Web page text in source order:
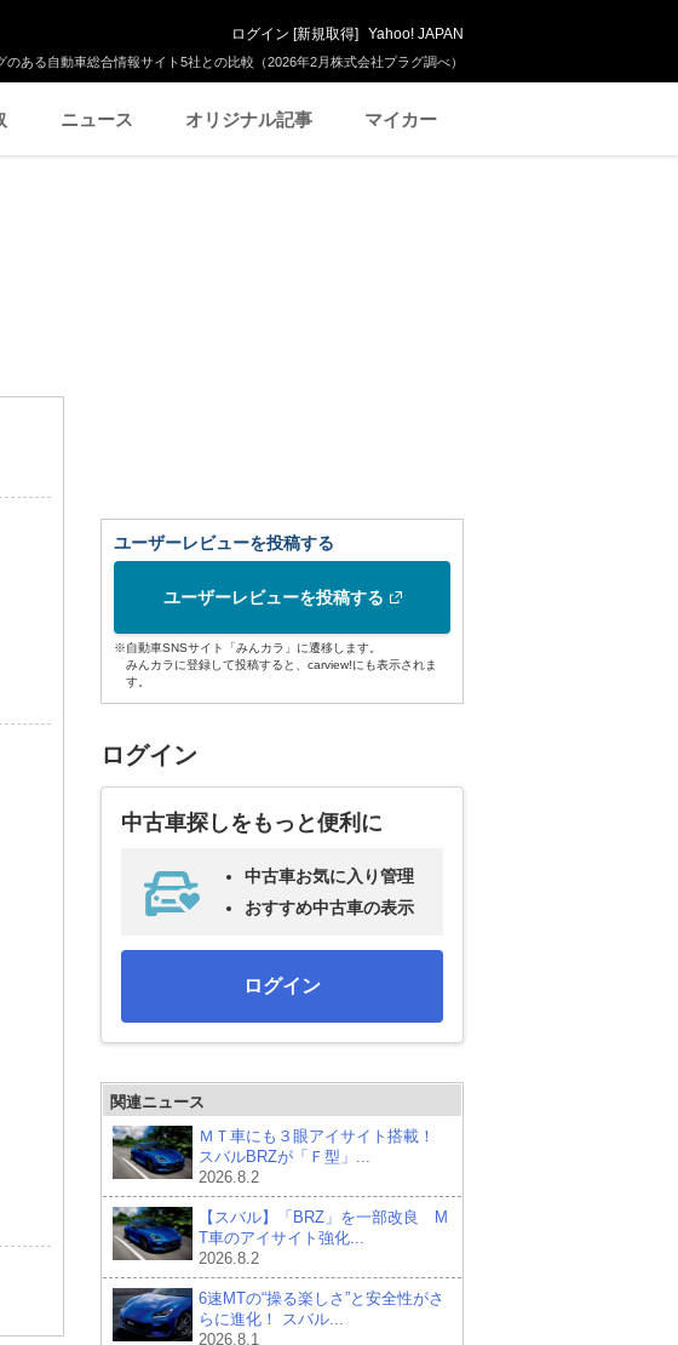
ある自動車総合情報サイト5社との比較（2026年2月株式会社プラグ調べ）
ログイン [新規取得] Yahoo! JAPAN
ニュース オリジナル記事 マイカー
ユーザーレビューを投稿する
ユーザーレビューを投稿する
※自動車SNSサイト「みんカラ」に遷移します。
みんカラに登録して投稿すると、carview!にも表示されま
す。
ログイン
中古車探しをもっと便利に
中古車お気に入り管理
おすすめ中古車の表示
ログイン
関連ニュース
ＭＴ車にも３眼アイサイト搭載！
スバルBRZが「Ｆ型」...
2026.8.2
【スバル】「BRZ」を一部改良 M
T車のアイサイト強化...
2026.8.2
6速MTの“操る楽しさ”と安全性がさ
らに進化！ スバル...
2026.8.1